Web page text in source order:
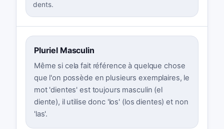
dents.
Pluriel Masculin
Même si cela fait référence à quelque chose
que l'on possède en plusieurs exemplaires, le
mot 'dientes' est toujours masculin (el
diente), il utilise donc 'los' (los dientes) et non
'las'.